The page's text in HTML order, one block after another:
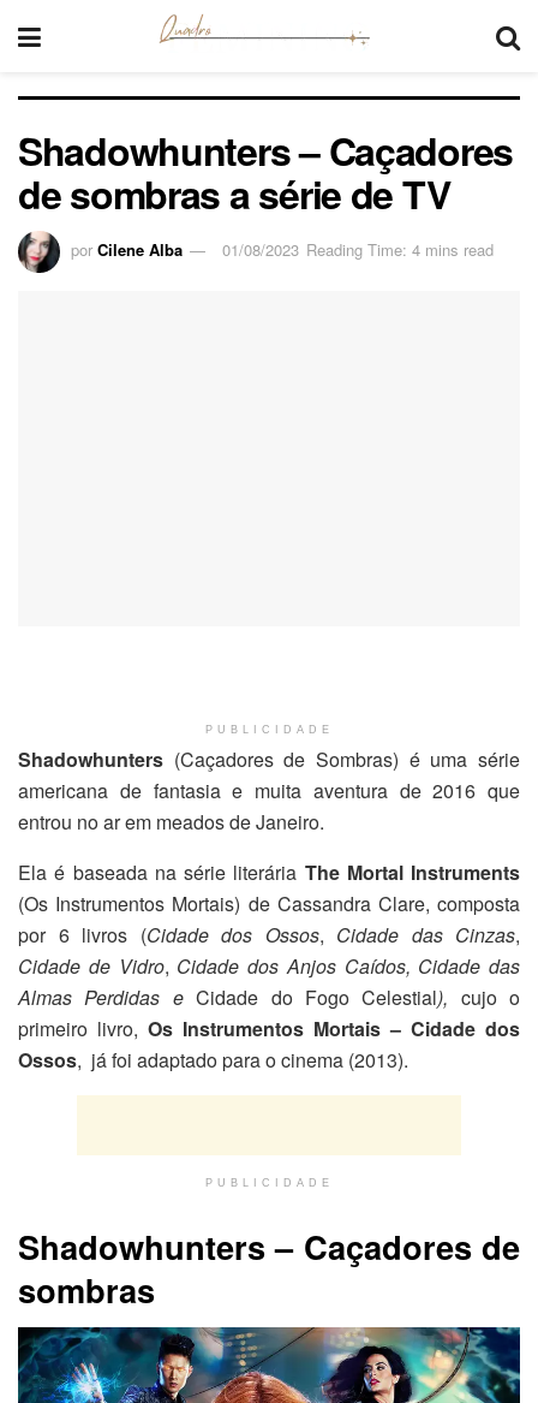
Shadowhunters – Caçadores
de sombras a série de TV
por Cilene Alba 01/08/2023 Reading Time: 4 mins read
PUBLICIDADE
Shadowhunters (Caçadores de Sombras) é uma série
americana de fantasia e muita aventura de 2016 que
entrou no ar em meados de Janeiro.
Ela é baseada na série literária The Mortal Instruments
(Os Instrumentos Mortais) de Cassandra Clare, composta
por 6 livros (Cidade dos Ossos, Cidade das Cinzas,
Cidade de Vidro, Cidade dos Anjos Caídos, Cidade das
Almas Perdidas eCidade do Fogo Celestial), cujo o
primeiro livro, Os Instrumentos Mortais – Cidade dos
Ossos, já foi adaptado para o cinema (2013).
PUBLICIDADE
Shadowhunters – Caçadores de
sombras